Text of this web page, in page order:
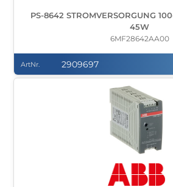
PS-8642 STROMVERSORGUNG
45W
6MF28642AA00
ArtNr. 2909697